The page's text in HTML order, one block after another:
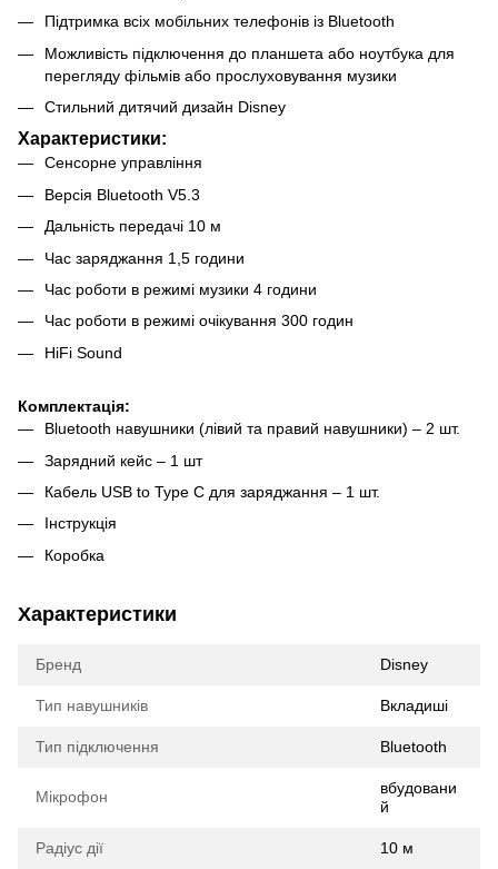
Підтримка всіх мобільних телефонів із Bluetooth
Можливість підключення до планшета або ноутбука для
перегляду фільмів або прослуховування музики
Стильний дитячий дизайн Disney
Характеристики:
Сенсорне управління
Версія Bluetooth V5.3
Дальність передачі 10 м
Час заряджання 1,5 години
Час роботи в режимі музики 4 години
Час роботи в режимі очікування 300 годин
HiFi Sound
Комплектація:
Bluetooth навушники (лівий та правий навушники) – 2 шт.
Зарядний кейс – 1 шт
Кабель USB to Type C для заряджання – 1 шт.
Інструкція
Коробка
Характеристики
Бренд Disney
Тип навушників Вкладиші
Тип підключення Bluetooth
Мікрофон
вбудовани
й
Радіус дії 10 м